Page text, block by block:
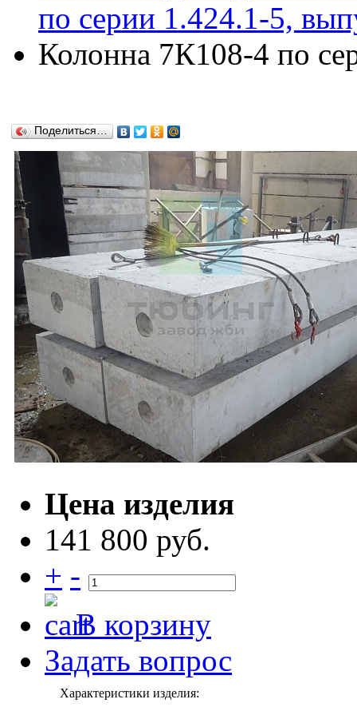
по серии 1.424.1-5,
Колонна 7К108-4 по
Поделиться…
Цена изделия
141 800 руб.
+ -
В корзину
Задать вопрос
Характеристики изделия: